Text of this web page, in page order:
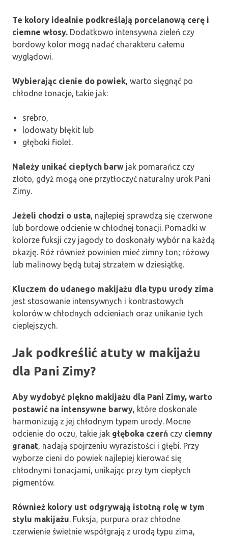
Te kolory idealnie podkreślają porcelanową cerę i
ciemne włosy. Dodatkowo intensywna zieleń czy
bordowy kolor mogą nadać charakteru całemu
wyglądowi.
Wybierając cienie do powiek, warto sięgnąć po
chłodne tonacje, takie jak:
srebro,
lodowaty błękit lub
głęboki fiolet.
Należy unikać ciepłych barw jak pomarańcz czy
złoto, gdyż mogą one przytłoczyć naturalny urok Pani
Zimy.
Jeżeli chodzi o usta, najlepiej sprawdzą się czerwone
lub bordowe odcienie w chłodnej tonacji. Pomadki w
kolorze fuksji czy jagody to doskonały wybór na każdą
okazję. Róż również powinien mieć zimny ton; różowy
lub malinowy będą tutaj strzałem w dziesiątkę.
Kluczem do udanego makijażu dla typu urody zima
jest stosowanie intensywnych i kontrastowych
kolorów w chłodnych odcieniach oraz unikanie tych
cieplejszych.
Jak podkreślić atuty w makijażu
dla Pani Zimy?
Aby wydobyć piękno makijażu dla Pani Zimy, warto
postawić na intensywne barwy, które doskonale
harmonizują z jej chłodnym typem urody. Mocne
odcienie do oczu, takie jak głęboka czerń czy ciemny
granat, nadają spojrzeniu wyrazistości i głębi. Przy
wyborze cieni do powiek najlepiej kierować się
chłodnymi tonacjami, unikając przy tym ciepłych
pigmentów.
Również kolory ust odgrywają istotną rolę w tym
stylu makijażu. Fuksja, purpura oraz chłodne
czerwienie świetnie współgrają z urodą typu zima,